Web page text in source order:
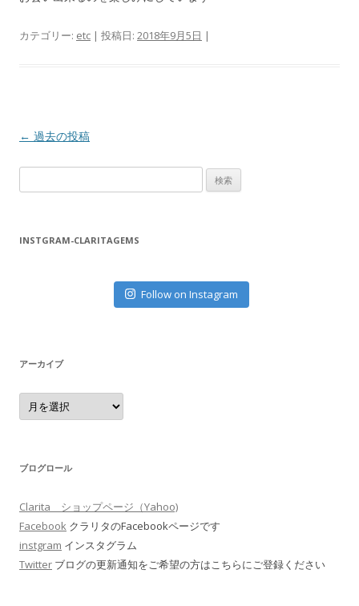
カテゴリー: etc | 投稿日: 2018年9月5日 |
投
ー
← 過去の投稿
索
INSTGRAM-CLARITAGEMS
Follow on Instagram
アーカイブ
ア
ー
カ
ブログロール
Clarita ショップページ（Yahoo)
Facebook クラリタのFacebookページです
instgram インスタグラム
Twitter ブログの更新通知をご希望の方はこちらにご登録ください